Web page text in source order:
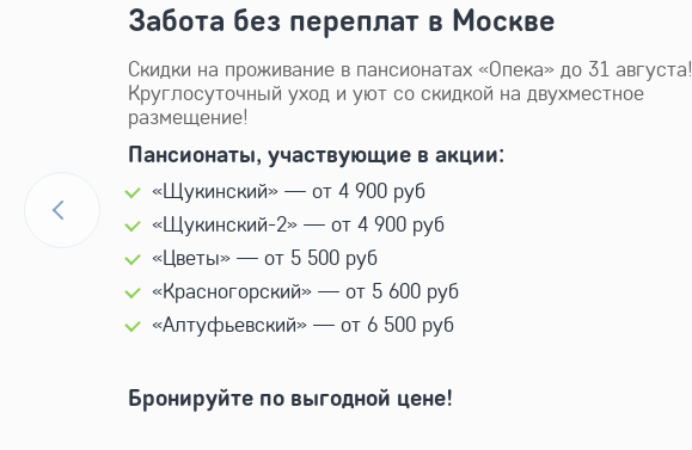
Забота без переплат в Москве
Скидки на проживание в пансионатах «Опека» до 31 августа!
Круглосуточный уход и уют со скидкой на двухместное
размещение!
Пансионаты, участвующие в акции:
«Щукинский» — от 4 900 руб
«Щукинский-2» — от 4 900 руб
«Цветы» — от 5 500 руб
«Красногорский» — от 5 600 руб
«Алтуфьевский» — от 6 500 руб
Бронируйте по выгодной цене!